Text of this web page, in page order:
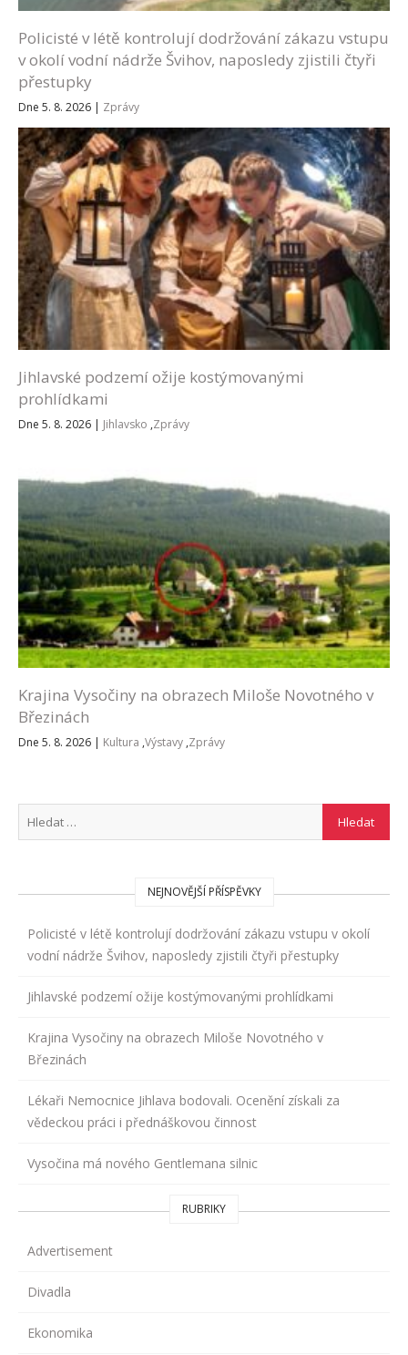
Policisté v létě kontrolují dodržování zákazu vstupu
v okolí vodní nádrže Švihov, naposledy zjistili čtyři
přestupky
Dne 5. 8. 2026 | Zprávy
Jihlavské podzemí ožije kostýmovanými
prohlídkami
Dne 5. 8. 2026 | Jihlavsko ,Zprávy
Krajina Vysočiny na obrazech Miloše Novotného v
Březinách
Dne 5. 8. 2026 | Kultura ,Výstavy ,Zprávy
NEJNOVĚJŠÍ PŘÍSPĚVKY
Policisté v létě kontrolují dodržování zákazu vstupu v okolí
vodní nádrže Švihov, naposledy zjistili čtyři přestupky
Jihlavské podzemí ožije kostýmovanými prohlídkami
Krajina Vysočiny na obrazech Miloše Novotného v
Březinách
Lékaři Nemocnice Jihlava bodovali. Ocenění získali za
vědeckou práci i přednáškovou činnost
Vysočina má nového Gentlemana silnic
RUBRIKY
Advertisement
Divadla
Ekonomika